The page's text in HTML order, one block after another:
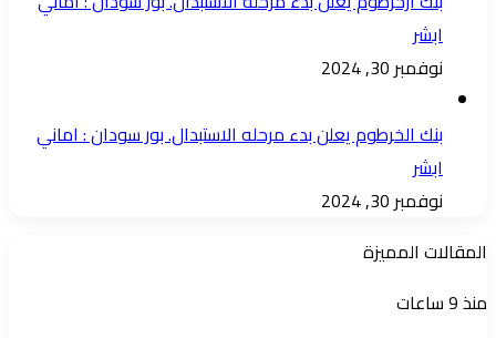
ابشر
نوفمبر 30, 2024
بنك الخرطوم يعلن بدء مرحله الاستبدال. بور سودان : اماني
ابشر
نوفمبر 30, 2024
المقالات المميزة
اجتماع
منذ 9 ساعات